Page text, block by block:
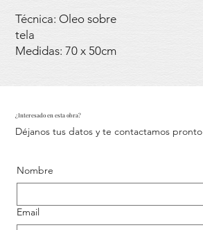
Técnica: Oleo sobre
tela
Medidas: 70 x 50cm
¿Interesado en esta obra?
Déjanos tus datos y te contactamos pronto
Nombre
Email